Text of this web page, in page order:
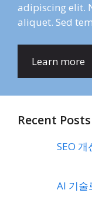
adipiscing elit.
aliquet. Sed
Learn more
Recent Posts
SEO
AI 기술